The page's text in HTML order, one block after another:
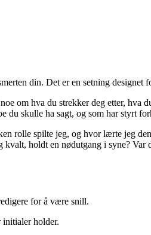
din. Det er en setning designet
om hva du strekker deg etter, hva
skulle ha sagt, og som har styrt
rolle spilte jeg, og hvor lærte jeg
holdt en nødutgang i syne?
for å være snill.
holder.